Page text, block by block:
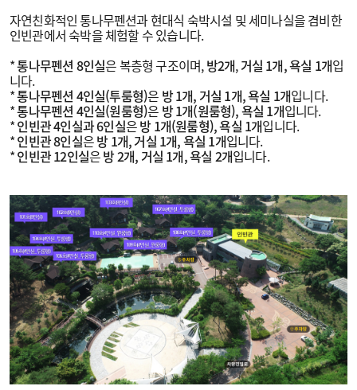
자연친화적인 통나무펜션과 현대식 숙박시설 및 세미나실을 겸비한
인빈관에서 숙박을 체험할 수 있습니다.
*통나무펜션 8인실은 복층형 구조이며,방2개,거실 1개, 욕실 1개입
니다.
*통나무펜션 4인실(투룸형)은 방 1개, 거실 1개, 욕실 1개입니다.
*통나무펜션 4인실(원룸형)은 방 1개(원룸형), 욕실 1개입니다.
*인빈관 4인실과 6인실은방 1개(원룸형), 욕실 1개입니다.
*인빈관 8인실은방 1개, 거실 1개, 욕실 1개입니다.
*인빈관 12인실은방 2개, 거실 1개, 욕실 2개입니다.